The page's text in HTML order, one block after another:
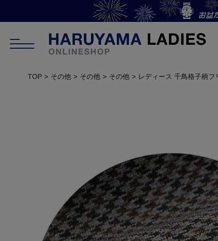
TOP その他 その他 その他 レディース 千鳥格子柄